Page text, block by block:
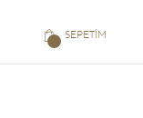
SEPETIM